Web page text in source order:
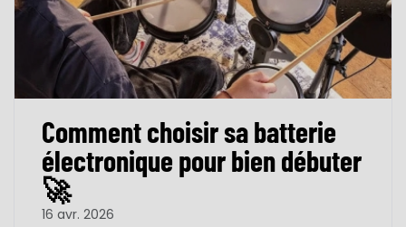
Comment choisir sa batterie
électronique pour bien débuter
🚀
16 avr. 2026